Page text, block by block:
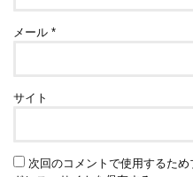
メール*
サイト
次回のコメントで使用するた